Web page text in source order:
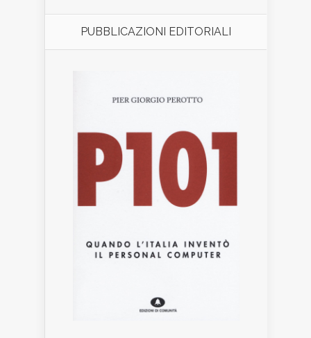
PUBBLICAZIONI EDITORIALI